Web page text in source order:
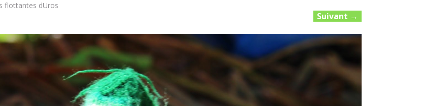
flottantes dUros
Suivant →